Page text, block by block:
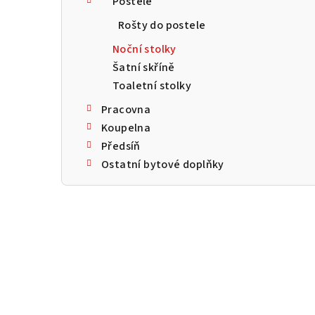
Rošty do postele
Noční stolky
Šatní skříně
Toaletní stolky
Pracovna
Koupelna
Předsíň
Ostatní bytové doplňky